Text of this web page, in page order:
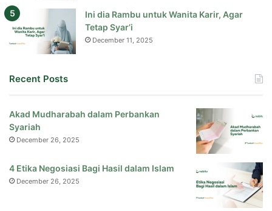
Ini dia Rambu untuk Wanita Karir, Agar
Tetap Syar’i
December 11, 2025
Recent Posts
Akad Mudharabah dalam Perbankan
Syariah
December 26, 2025
4 Etika Negosiasi Bagi Hasil dalam Islam
December 26, 2025